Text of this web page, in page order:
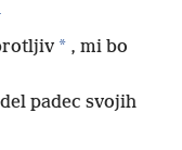
* , mi bo
padec svojih